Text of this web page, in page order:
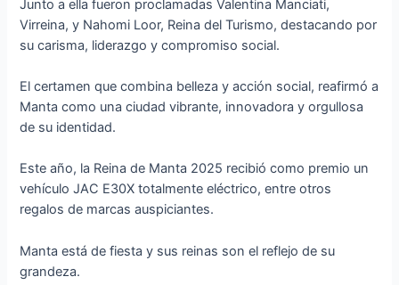
Junto a ella fueron proclamadas Valentina Manciati,
Virreina, y Nahomi Loor, Reina del Turismo, destacando por
su carisma, liderazgo y compromiso social.
El certamen que combina belleza y acción social, reafirmó a
Manta como una ciudad vibrante, innovadora y orgullosa
de su identidad.
Este año, la Reina de Manta 2025 recibió como premio un
vehículo JAC E30X totalmente eléctrico, entre otros
regalos de marcas auspiciantes.
Manta está de fiesta y sus reinas son el reflejo de su
grandeza.